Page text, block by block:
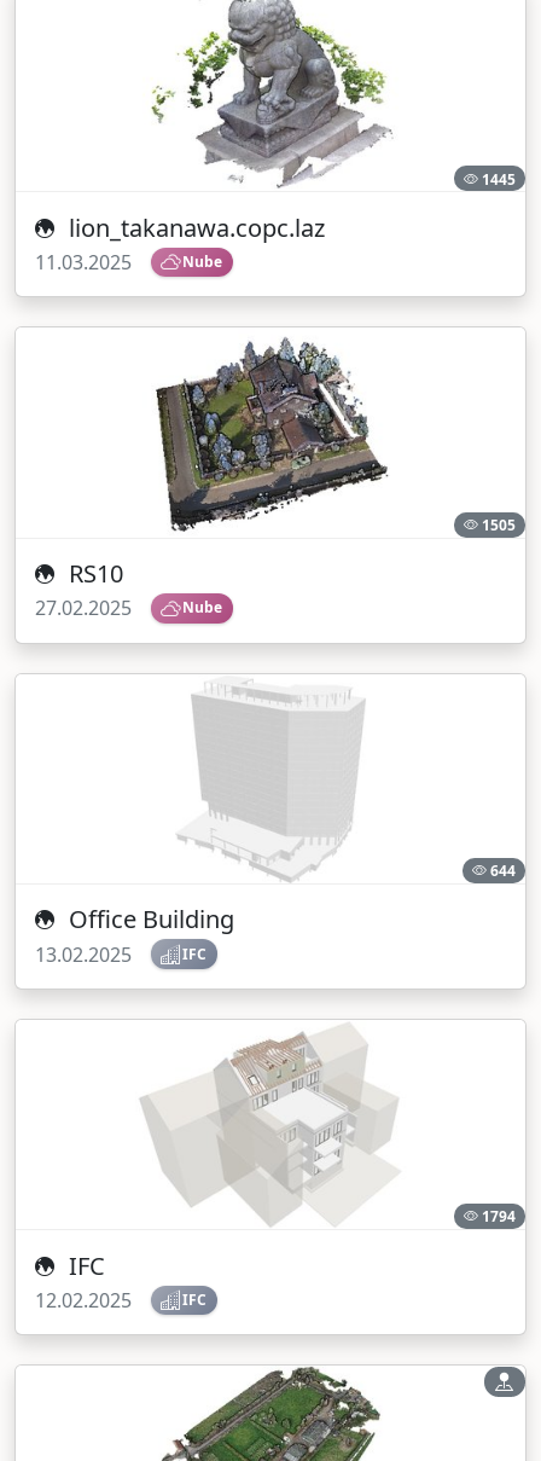
1445
lion_takanawa.copc.laz
11.03.2025 Nube
1505
RS10
27.02.2025 Nube
644
Office Building
13.02.2025 IFC
1794
IFC
12.02.2025 IFC